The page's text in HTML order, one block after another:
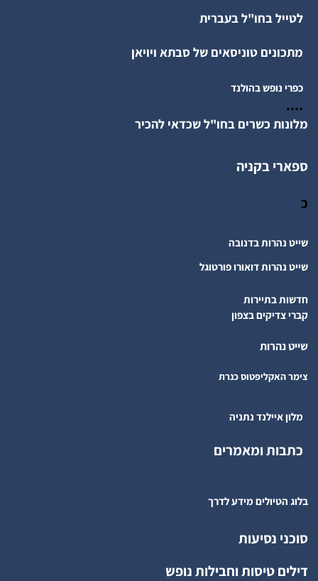
לטייל בחו"ל בעברית
מתכונים טוניסאים של סבתא ויויאן
כפרי נופש בהולנד
....
מלונות כשרים בחו"ל שכדאי להכיר
ספארי בקניה
כ
שייט נהרות בדנובה
שייט נהרות דואורו פורטוגל
חדשות בתיירות
קברי צדיקים בצפון
שייט נהרות
צימר האקליפטוס כנרת
מלון איילנד נתניה
כתבות ומאמרים
בלוג הטיולים מידע לדרך
סוכני נסיעות
דילים טיסות וחבילות נופש